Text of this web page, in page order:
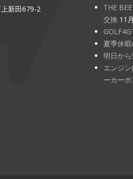
新田679-2
THE
交換 11
夏季休
明日から
エンジ
ーカー